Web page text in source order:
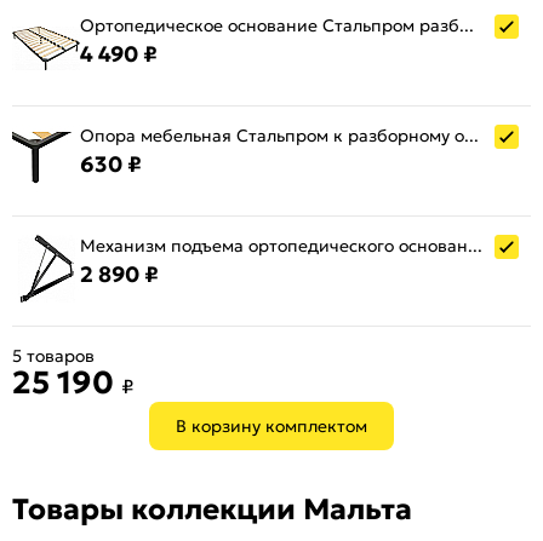
Ортопедическое основание Стальпром разборное без опор 1380х2000
4 490 ₽
Опора мебельная Стальпром к разборному основанию (5 шт.)
630 ₽
Механизм подъема ортопедического основания Стальпром
2 890 ₽
В корзину комплектом
5 товаров
25 190 ₽
Товары коллекции Мальта